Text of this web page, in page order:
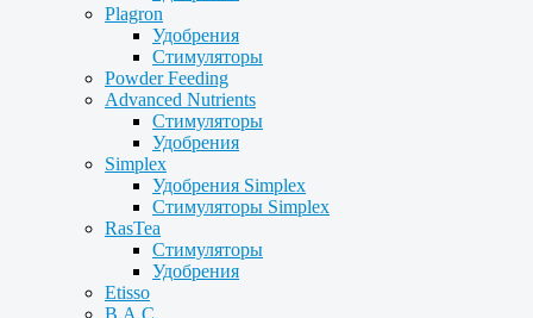
Plagron
Удобрения
Стимуляторы
Powder Feeding
Advanced Nutrients
Стимуляторы
Удобрения
Simplex
Удобрения Simplex
Стимуляторы Simplex
RasTea
Стимуляторы
Удобрения
Etisso
B.A.C.